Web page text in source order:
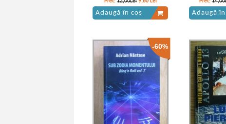
Adaugă în coș Adaugă
-60%